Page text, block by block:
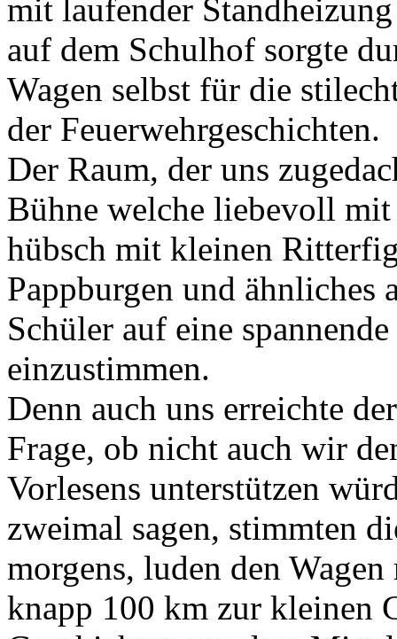
mit laufender
auf dem Schulhof sorgte
Wagen selbst für die
der Feuerwehrgeschichten.
Der Raum, der uns
Bühne welche liebevoll mit
hübsch mit kleinen
Pappburgen und
Schüler auf eine
einzustimmen.
Denn auch uns erreichte
Frage, ob nicht auch wir
Vorlesens unterstützen
zweimal sagen, stimmten
morgens, luden den
knapp 100 km zur kleinen